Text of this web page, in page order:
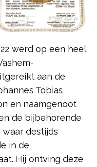
werd op een heel
aan de
Tobias
en naamgenoot
de bijbehorende
destijds
in de
Hij ontving deze